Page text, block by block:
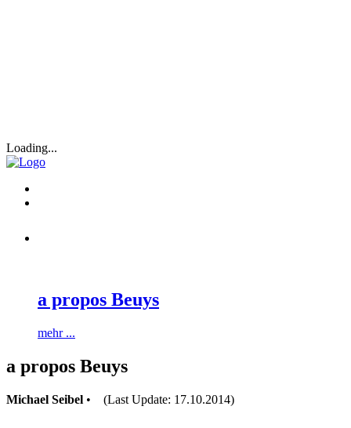
Loading...
a propos Beuys
mehr ...
a propos Beuys
Michael Seibel • (Last Update: 17.10.2014)